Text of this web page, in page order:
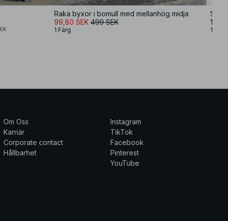
Raka byxor i bomull med mellanhög midja
99,80 SEK 499 SEK
1 Färg 1 Färg
Om Oss
Karriär
Corporate contact
Hållbarhet
Instagram
TikTok
Facebook
Pinterest
YouTube